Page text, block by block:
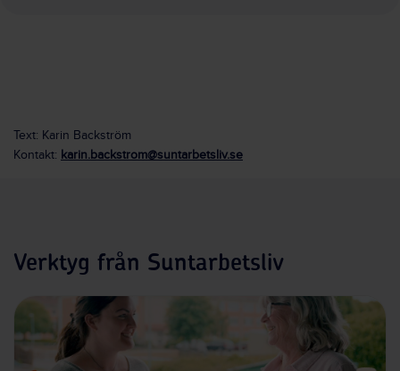
Text: Karin Backström
Kontakt: karin.backstrom@suntarbetsliv.se
Verktyg från Suntarbetsliv